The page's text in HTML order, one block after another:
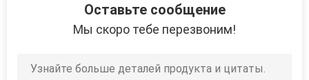
Оставьте сообщение
Мы скоро тебе перезвоним!